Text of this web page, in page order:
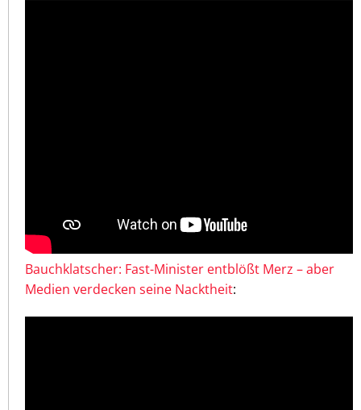
Bauchklatscher: Fast-Minister entblößt Merz – aber
Medien verdecken seine Nacktheit: